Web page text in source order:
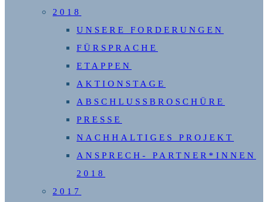
2018
UNSERE FORDERUNGEN
FÜRSPRACHE
ETAPPEN
AKTIONSTAGE
ABSCHLUSSBROSCHÜRE
PRESSE
NACHHALTIGES PROJEKT
ANSPRECH- PARTNER*INNEN
2018
2017